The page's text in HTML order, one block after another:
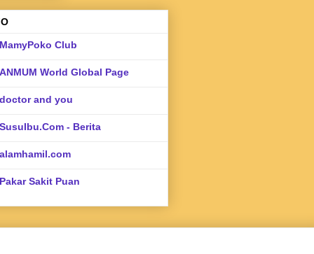
MamyPoko Club
ANMUM World Global Page
doctor and you
SusuIbu.Com - Berita
alamhamil.com
Pakar Sakit Puan